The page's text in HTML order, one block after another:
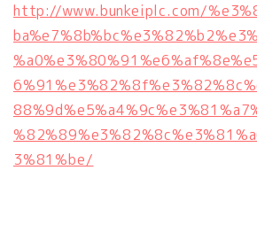
http://www.bunkeiplc.com/
3%81%be/